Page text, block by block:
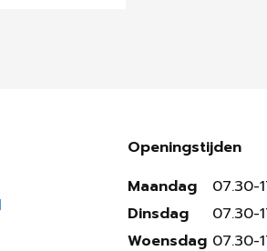
Openingstijden
Maandag
Dinsdag
Woensdag
07.30-
07.30-
07.30-